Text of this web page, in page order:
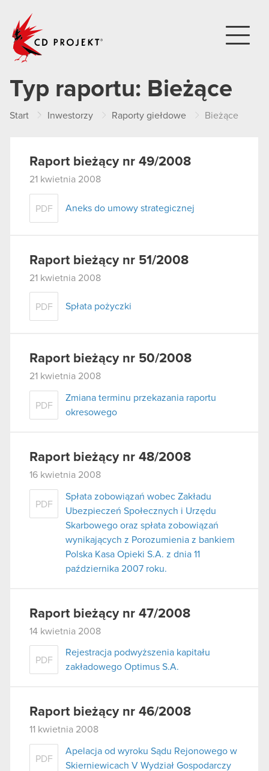
Typ raportu: Bieżące
Start Inwestorzy Raporty giełdowe Bieżące
Raport bieżący nr 49/2008
21 kwietnia 2008
PDF Aneks do umowy strategicznej
Raport bieżący nr 51/2008
21 kwietnia 2008
PDF Spłata pożyczki
Raport bieżący nr 50/2008
21 kwietnia 2008
PDF
Zmiana terminu przekazania raportu
okresowego
Raport bieżący nr 48/2008
16 kwietnia 2008
PDF
Spłata zobowiązań wobec Zakładu
Ubezpieczeń Społecznych i Urzędu
Skarbowego oraz spłata zobowiązań
wynikających z Porozumienia z bankiem
Polska Kasa Opieki S.A. z dnia 11
października 2007 roku.
Raport bieżący nr 47/2008
14 kwietnia 2008
PDF
Rejestracja podwyższenia kapitału
zakładowego Optimus S.A.
Raport bieżący nr 46/2008
11 kwietnia 2008
PDF
Apelacja od wyroku Sądu Rejonowego w
Skierniewicach V Wydział Gospodarczy